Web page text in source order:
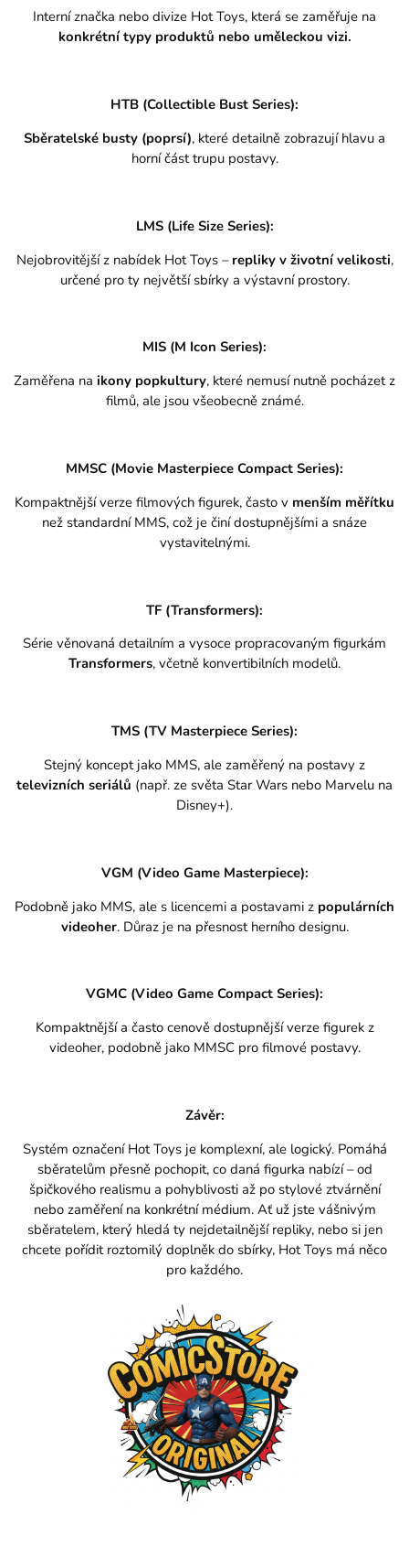
Interní značka nebo divize Hot Toys, která se zaměřuje na
konkrétní typy produktů nebo uměleckou vizi.
HTB (Collectible Bust Series):
Sběratelské busty (poprsí), které detailně zobrazují hlavu a
horní část trupu postavy.
LMS (Life Size Series):
Nejobrovitější z nabídek Hot Toys – repliky v životní velikosti,
určené pro ty největší sbírky a výstavní prostory.
MIS (M Icon Series):
Zaměřena na ikony popkultury, které nemusí nutně pocházet z
filmů, ale jsou všeobecně známé.
MMSC (Movie Masterpiece Compact Series):
Kompaktnější verze filmových figurek, často v menším měřítku
než standardní MMS, což je činí dostupnějšími a snáze
vystavitelnými.
TF (Transformers):
Série věnovaná detailním a vysoce propracovaným figurkám
Transformers, včetně konvertibilních modelů.
TMS (TV Masterpiece Series):
Stejný koncept jako MMS, ale zaměřený na postavy z
televizních seriálů (např. ze světa Star Wars nebo Marvelu na
Disney+).
VGM (Video Game Masterpiece):
Podobně jako MMS, ale s licencemi a postavami z populárních
videoher. Důraz je na přesnost herního designu.
VGMC (Video Game Compact Series):
Kompaktnější a často cenově dostupnější verze figurek z
videoher, podobně jako MMSC pro filmové postavy.
Závěr:
Systém označení Hot Toys je komplexní, ale logický. Pomáhá
sběratelům přesně pochopit, co daná figurka nabízí – od
špičkového realismu a pohyblivosti až po stylové ztvárnění
nebo zaměření na konkrétní médium. Ať už jste vášnivým
sběratelem, který hledá ty nejdetailnější repliky, nebo si jen
chcete pořídit roztomilý doplněk do sbírky, Hot Toys má něco
pro každého.